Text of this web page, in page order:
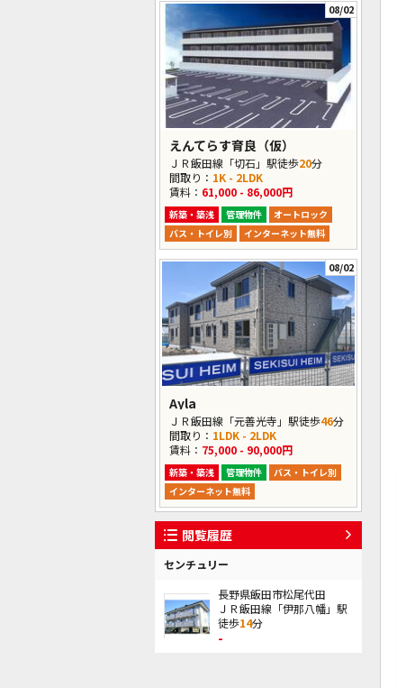
08/02
えんてらす育良（仮）
ＪＲ飯田線「切石」駅徒歩20分
間取り： 1K - 2LDK
賃料： 61,000 - 86,000円
新築・築浅 管理物件
オートロック
バス・トイレ別
インターネット無料
08/02
Ayla
ＪＲ飯田線「元善光寺」駅徒歩46分
間取り： 1LDK - 2LDK
賃料： 75,000 - 90,000円
新築・築浅 管理物件
バス・トイレ別
インターネット無料
閲覧履歴
センチュリー
長野県飯田市松尾代田
ＪＲ飯田線「伊那八幡」駅
徒歩14分
-